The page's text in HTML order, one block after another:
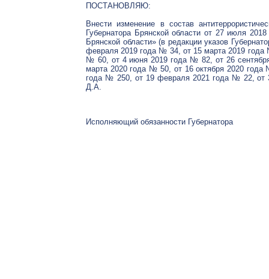
ПОСТАНОВЛЯЮ:
Внести изменение в состав
Губернатора Брянской области от 27 июля
Брянской области» (в редакции указов
февраля 2019 года № 34, от 15 марта 2019
№ 60, от 4 июня 2019 года № 82, от 26
марта 2020 года № 50, от 16 октября 2020
года № 250, от 19 февраля 2021 года № 22, от
Д.А.
Исполняющий обязанности Губернатора